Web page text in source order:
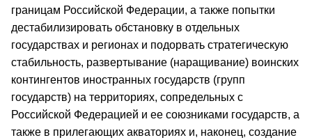
границам Российской Федерации, а также попытки
дестабилизировать обстановку в отдельных
государствах и регионах и подорвать стратегическую
стабильность, развертывание (наращивание) воинских
контингентов иностранных государств (групп
государств) на территориях, сопредельных с
Российской Федерацией и ее союзниками государств, а
также в прилегающих акваториях и, наконец, создание